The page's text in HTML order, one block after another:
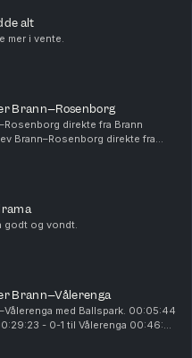
alt
mer i vente.
Brann–Rosenborg
direkte fra Brann
Brann–Rosenborg direkte fra
- Start 1. omgang 00:28:15 -
godt og vondt.
Brann–Vålerenga
med Ballspark. 00:05:44
00:46:25
- 0-3 til Vålerenga